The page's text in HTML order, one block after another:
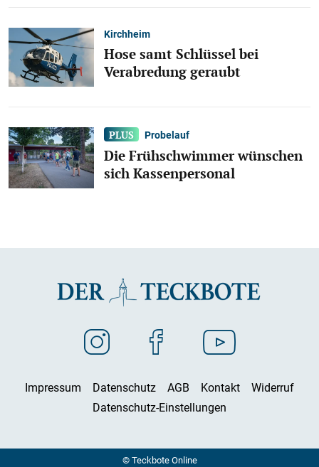
Kirchheim
Hose samt Schlüssel bei
Verabredung geraubt
Probelauf
Die Frühschwimmer wünschen
sich Kassenpersonal
Impressum Datenschutz AGB Kontakt
Widerruf
Datenschutz-Einstellungen
© Teckbote Online